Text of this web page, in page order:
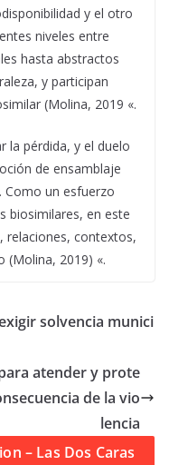
y el otro
niveles entre
hasta abstractos
y participan
(Molina, 2019 «.
la pérdida, y el duelo
de ensamblaje
Como un esfuerzo
biosimilares, en este
relaciones, contextos,
(Molina, 2019) «.
solvencia munici
atender y prote
de la vio
lencia
– Las Dos Caras